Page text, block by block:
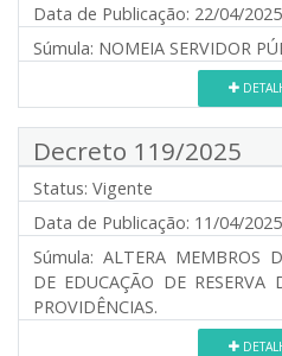
Data de Publicação: 22/04/2025
Súmula: NOMEIA SERVIDOR
Decreto 119/2025
Status: Vigente
Data de Publicação: 11/04/2025
Súmula: ALTERA MEMBROS
DE EDUCAÇÃO DE
PROVIDÊNCIAS.